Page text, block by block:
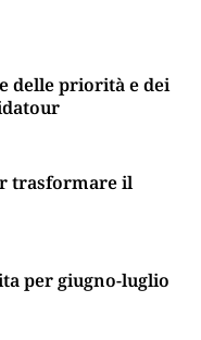
delle priorità e dei
trasformare il
per giugno-luglio